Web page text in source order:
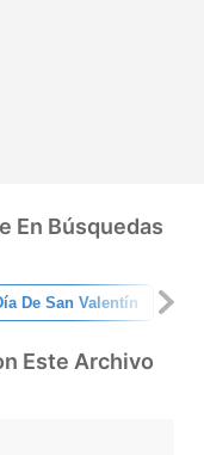
En Búsquedas
De San Valentín
Este Archivo